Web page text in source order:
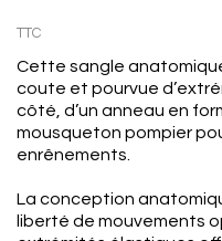
TTC
Cette sangle
coute et pourvue
côté, d’un anneau en
mousqueton pompier
enrênements.
La conception
liberté de mouvements